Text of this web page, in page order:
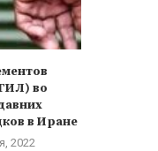
во
в Иране
2022